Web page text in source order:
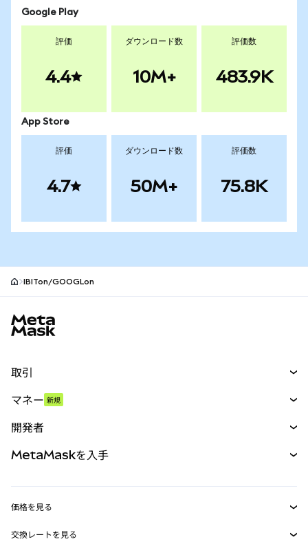
Google Play
評価
4.4
ダウンロード数
10M+
評価数
483.9K
App Store
評価
4.7
ダウンロード数
50M+
評価数
75.8K
IBITon/GOOGLon
取引
パーペチュアル
RWA
マネー 新規
開発者
MetaMask Connect
MetaMaskを入手
価格を見る
イーサリアムの価格
交換レートを見る